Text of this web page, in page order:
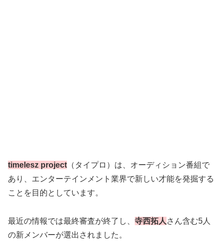
timelesz project （タイプロ）は、オーディション番組で
あり、エンターテインメント業界で新しい才能を発掘する
ことを目的としています。
最近の情報では最終審査が終了し、 寺西拓人 さん含む5人
の新メンバーが選出されました。